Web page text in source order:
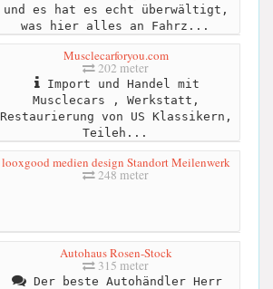
und es hat es echt überwältigt,
was hier alles an Fahrz...
Musclecarforyou.com
202 meter
Import und Handel mit
Musclecars , Werkstatt,
Restaurierung von US Klassikern,
Teileh...
looxgood medien design Standort Meilenwerk
248 meter
Autohaus Rosen-Stock
315 meter
Der beste Autohändler Herr